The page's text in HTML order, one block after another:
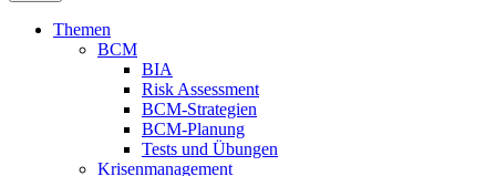
Themen
BCM
BIA
Risk Assessment
BCM-Strategien
BCM-Planung
Tests und Übungen
Krisenmanagement